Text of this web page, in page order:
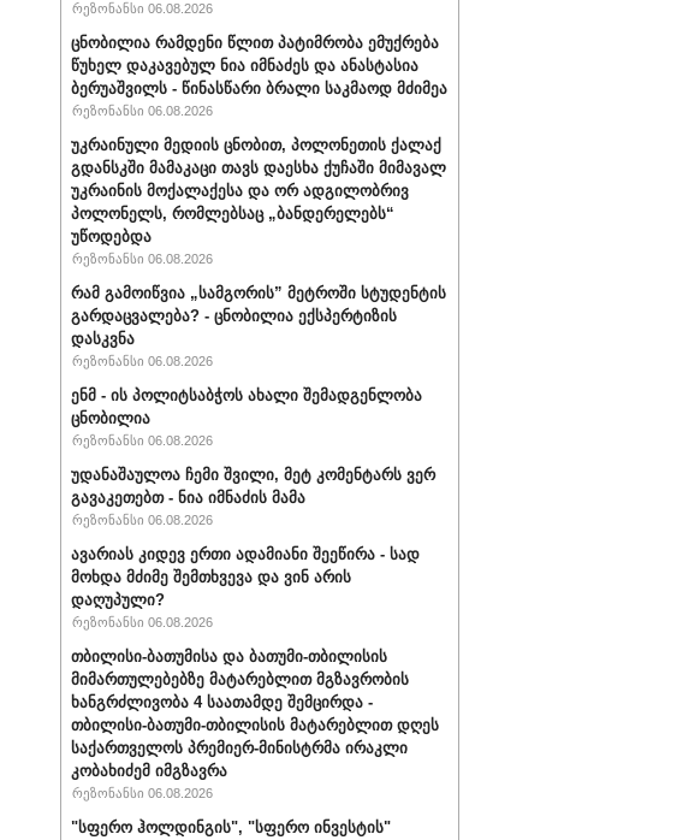
რეზონანსი 06.08.2026
ცნობილია რამდენი წლით პატიმრობა ემუქრება
წუხელ დაკავებულ ნია იმნაძეს და ანასტასია
ბერუაშვილს - წინასწარი ბრალი საკმაოდ მძიმეა
რეზონანსი 06.08.2026
უკრაინული მედიის ცნობით, პოლონეთის ქალაქ
გდანსკში მამაკაცი თავს დაესხა ქუჩაში მიმავალ
უკრაინის მოქალაქესა და ორ ადგილობრივ
პოლონელს, რომლებსაც „ბანდერელებს“
უწოდებდა
რეზონანსი 06.08.2026
რამ გამოიწვია „სამგორის” მეტროში სტუდენტის
გარდაცვალება? - ცნობილია ექსპერტიზის
დასკვნა
რეზონანსი 06.08.2026
ენმ - ის პოლიტსაბჭოს ახალი შემადგენლობა
ცნობილია
რეზონანსი 06.08.2026
უდანაშაულოა ჩემი შვილი, მეტ კომენტარს ვერ
გავაკეთებთ - ნია იმნაძის მამა
რეზონანსი 06.08.2026
ავარიას კიდევ ერთი ადამიანი შეეწირა - სად
მოხდა მძიმე შემთხვევა და ვინ არის
დაღუპული?
რეზონანსი 06.08.2026
თბილისი-ბათუმისა და ბათუმი-თბილისის
მიმართულებებზე მატარებლით მგზავრობის
ხანგრძლივობა 4 საათამდე შემცირდა -
თბილისი-ბათუმი-თბილისის მატარებლით დღეს
საქართველოს პრემიერ-მინისტრმა ირაკლი
კობახიძემ იმგზავრა
რეზონანსი 06.08.2026
"სფერო ჰოლდინგის", "სფერო ინვესტის"